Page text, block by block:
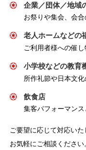
企業／団体／地域
お祭りや集会、会
老人ホームなどの
ご利用者様への催
小学校などの教育
所作礼節や日本文
飲食店
集客パフォーマン
ご要望に応じて対応いた
お気軽にご相談ください。